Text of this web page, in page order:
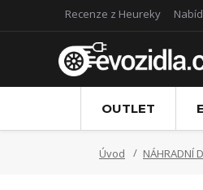
Recenze z Heureky
OUTLET
Úvod NÁHRADNÍ